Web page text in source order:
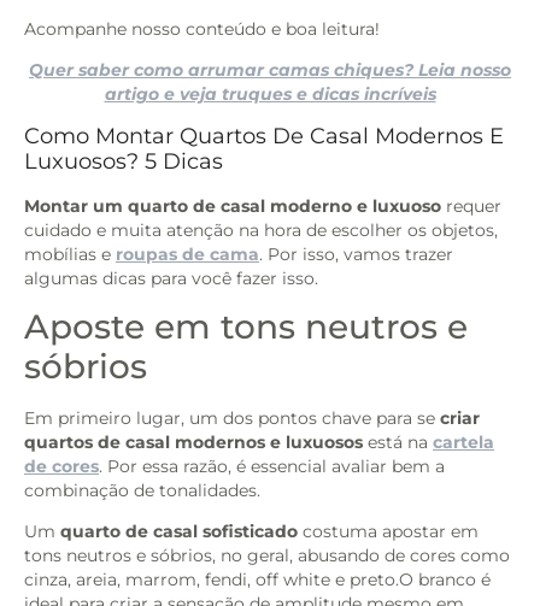
Acompanhe nosso conteúdo e boa leitura!
Quer saber como arrumar camas chiques? Leia nosso
artigo e veja truques e dicas incríveis
Como Montar Quartos De Casal Modernos E
Luxuosos? 5 Dicas
Montar um quarto de casal moderno e luxuoso requer
cuidado e muita atenção na hora de escolher os objetos,
mobílias e roupas de cama. Por isso, vamos trazer
algumas dicas para você fazer isso.
Aposte em tons neutros e
sóbrios
Em primeiro lugar, um dos pontos chave para se criar
quartos de casal modernos e luxuosos está na cartela
de cores. Por essa razão, é essencial avaliar bem a
combinação de tonalidades.
Um quarto de casal sofisticado costuma apostar em
tons neutros e sóbrios, no geral, abusando de cores como
cinza, areia, marrom, fendi, off white e preto.O branco é